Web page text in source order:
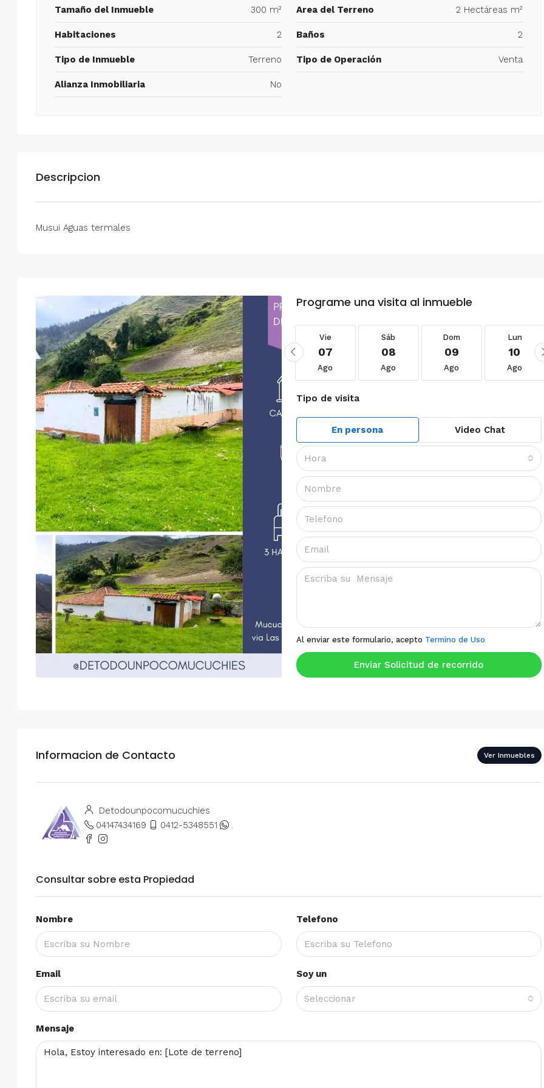
Tamaño del Inmueble 300 m² Area del Terreno 2 Hectáreas m²
Habitaciones 2 Baños 2
Tipo de Inmueble Terreno Tipo de Operación Venta
Alianza Inmobiliaria No
Descripcion
Musui Aguas termales
Programe una visita al inmueble
Mar
18
Ago
Mié
19
Ago
Jue
20
Ago
Vie
07
Ago
Sáb
08
Ago
Dom
09
Ago
Lun
10
Ago
Tipo de visita
En persona Video Chat
Hora
Al enviar este formulario, acepto Termino de Uso
Enviar Solicitud de recorrido
Informacion de Contacto Ver Inmuebles
Detodounpocomucuchies
04147434169
0412-5348551
Consultar sobre esta Propiedad
Nombre Telefono
Email Soy un
Seleccionar
Mensaje